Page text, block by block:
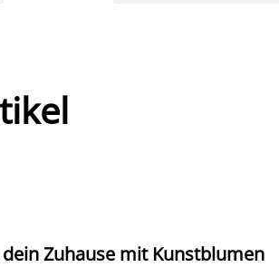
Zuhause mit Kunstblumen